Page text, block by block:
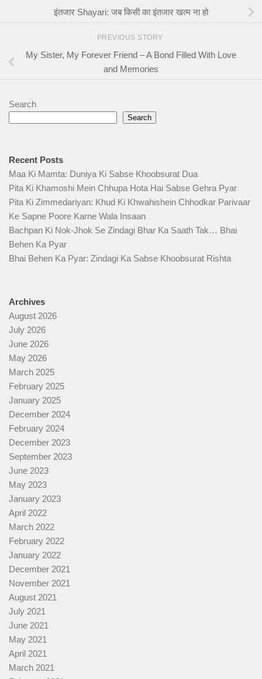
इंतजार Shayari: जब किसी का इंतजार खत्म ना हो
PREVIOUS STORY
My Sister, My Forever Friend – A Bond Filled With Love
and Memories
Search
Search
Recent Posts
Maa Ki Mamta: Duniya Ki Sabse Khoobsurat Dua
Pita Ki Khamoshi Mein Chhupa Hota Hai Sabse Gehra Pyar
Pita Ki Zimmedariyan: Khud Ki Khwahishein Chhodkar Parivaar
Ke Sapne Poore Karne Wala Insaan
Bachpan Ki Nok-Jhok Se Zindagi Bhar Ka Saath Tak… Bhai
Behen Ka Pyar
Bhai Behen Ka Pyar: Zindagi Ka Sabse Khoobsurat Rishta
Archives
August 2026
July 2026
June 2026
May 2026
March 2025
February 2025
January 2025
December 2024
February 2024
December 2023
September 2023
June 2023
May 2023
January 2023
April 2022
March 2022
February 2022
January 2022
December 2021
November 2021
August 2021
July 2021
June 2021
May 2021
April 2021
March 2021